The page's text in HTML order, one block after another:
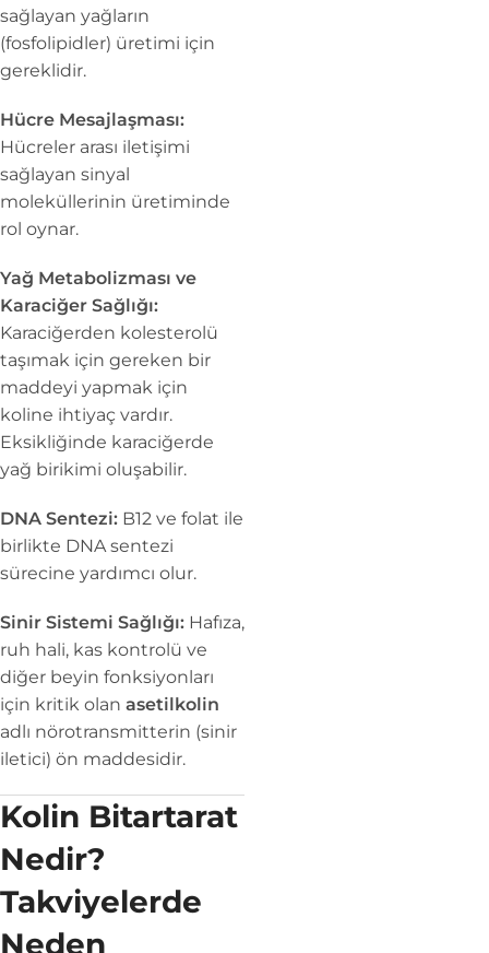
sağlayan yağların
(fosfolipidler) üretimi için
gereklidir.
Hücre Mesajlaşması:
Hücreler arası iletişimi
sağlayan sinyal
moleküllerinin üretiminde
rol oynar.
Yağ Metabolizması ve
Karaciğer Sağlığı:
Karaciğerden kolesterolü
taşımak için gereken bir
maddeyi yapmak için
koline ihtiyaç vardır.
Eksikliğinde karaciğerde
yağ birikimi oluşabilir.
DNA Sentezi: B12 ve folat ile
birlikte DNA sentezi
sürecine yardımcı olur.
Sinir Sistemi Sağlığı: Hafıza,
ruh hali, kas kontrolü ve
diğer beyin fonksiyonları
için kritik olan asetilkolin
adlı nörotransmitterin (sinir
iletici) ön maddesidir.
Kolin Bitartarat
Nedir?
Takviyelerde
Neden